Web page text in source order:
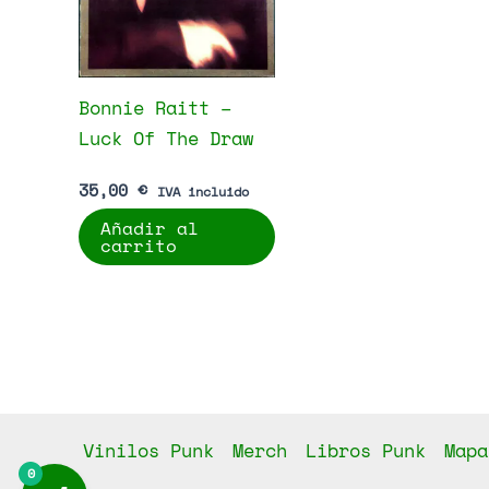
Bonnie Raitt –
Luck Of The Draw
35,00 € IVA incluido
Añadir al
carrito
Vinilos Punk Merch Libros Punk
0